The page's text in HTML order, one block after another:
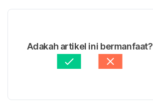
Adakah artikel ini bermanfaat?